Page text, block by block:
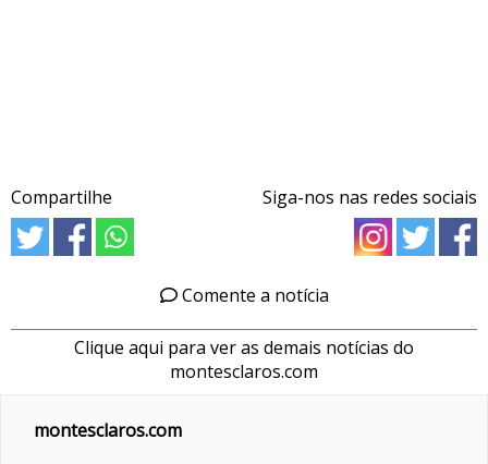
Compartilhe Siga-nos nas redes sociais
Comente a notícia
Clique aqui para ver as demais notícias do
montesclaros.com
montesclaros.com